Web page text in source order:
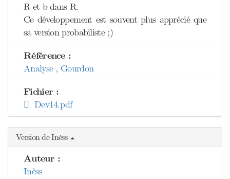
R et b dans R.
Ce développement est souvent plus apprécié que
sa version probabiliste ;)
Référence :
Analyse , Gourdon
Fichier :
Dev14.pdf
Version de Inèss
Auteur :
Inèss